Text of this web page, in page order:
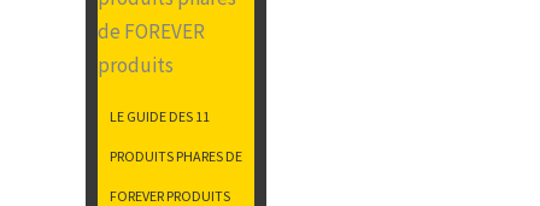
LE GUIDE DES 11
PRODUITS PHARES DE
FOREVER PRODUITS